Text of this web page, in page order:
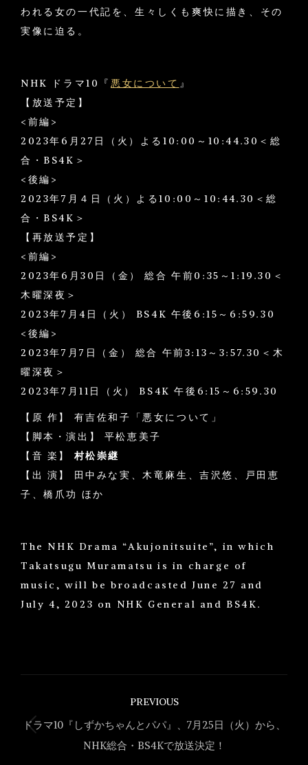
われる女の一代記を、生々しくも爽快に描き、その
実像に迫る。
NHK ドラマ10『悪女について 』
【放送予定】
<前編>
2023年6月27日（火）よる10:00～10:44.30＜総
合・BS4K＞
<後編>
2023年7月４日（火）よる10:00～10:44.30＜総
合・BS4K＞
【再放送予定】
<前編>
2023年6月30日（金） 総合 午前0:35～1:19.30＜
木曜深夜＞
2023年7月4日（火） BS4K 午後6:15～6:59.30
<後編>
2023年7月7日（金） 総合 午前3:13～3:57.30＜木
曜深夜＞
2023年7月11日（火） BS4K 午後6:15～6:59.30
【原 作】 有吉佐和子「悪女について」
【脚本・演出】 平松恵美子
【音 楽】 村松崇継
【出 演】 田中みな実、木竜麻生、吉沢悠、戸田恵
子、橋爪功 ほか
The NHK Drama “Akujonitsuite”, in which
Takatsugu Muramatsu is in charge of
music, will be broadcasted June 27 and
July 4, 2023 on NHK General and BS4K.
navigation
PREVIOUS
Previous
post:
ドラマ10『しずかちゃんとパパ』、7月25日（火）から、
NHK総合・BS4Kで放送決定！